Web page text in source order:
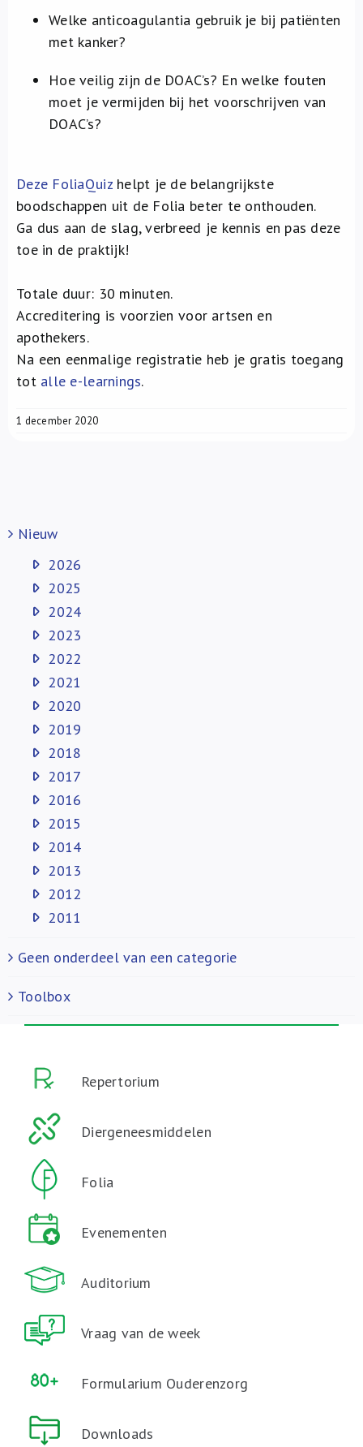
Welke anticoagulantia gebruik je bij patiënten
met kanker?
Hoe veilig zijn de DOAC’s? En welke fouten
moet je vermijden bij het voorschrijven van
DOAC’s?
Deze FoliaQuizhelpt je de belangrijkste
boodschappen uit de Folia beter te onthouden.
Ga dus aan de slag, verbreed je kennis en pas deze
toe in de praktijk!
Totale duur: 30 minuten.
Accreditering is voorzien voor artsen en
apothekers.
Na een eenmalige registratie heb je gratis toegang
tot alle e-learnings.
1 december 2020
Nieuw
2026
2025
2024
2023
2022
2021
2020
2019
2018
2017
2016
2015
2014
2013
2012
2011
Geen onderdeel van een categorie
Toolbox
Repertorium
Diergeneesmiddelen
Folia
Evenementen
Auditorium
Vraag van de week
Formularium Ouderenzorg
Downloads